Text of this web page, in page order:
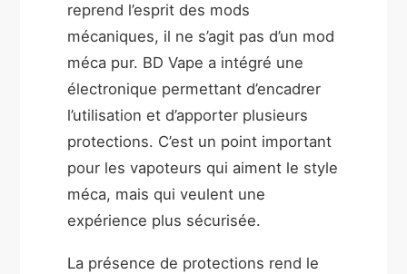
reprend l’esprit des mods
mécaniques, il ne s’agit pas d’un mod
méca pur. BD Vape a intégré une
électronique permettant d’encadrer
l’utilisation et d’apporter plusieurs
protections. C’est un point important
pour les vapoteurs qui aiment le style
méca, mais qui veulent une
expérience plus sécurisée.
La présence de protections rend le